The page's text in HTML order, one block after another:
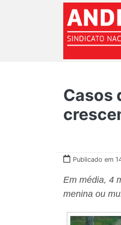
Casos
Publicado em
Em média, 4
menina ou